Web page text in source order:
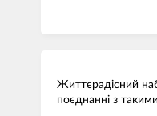
Життєрадісний
поєднанні з